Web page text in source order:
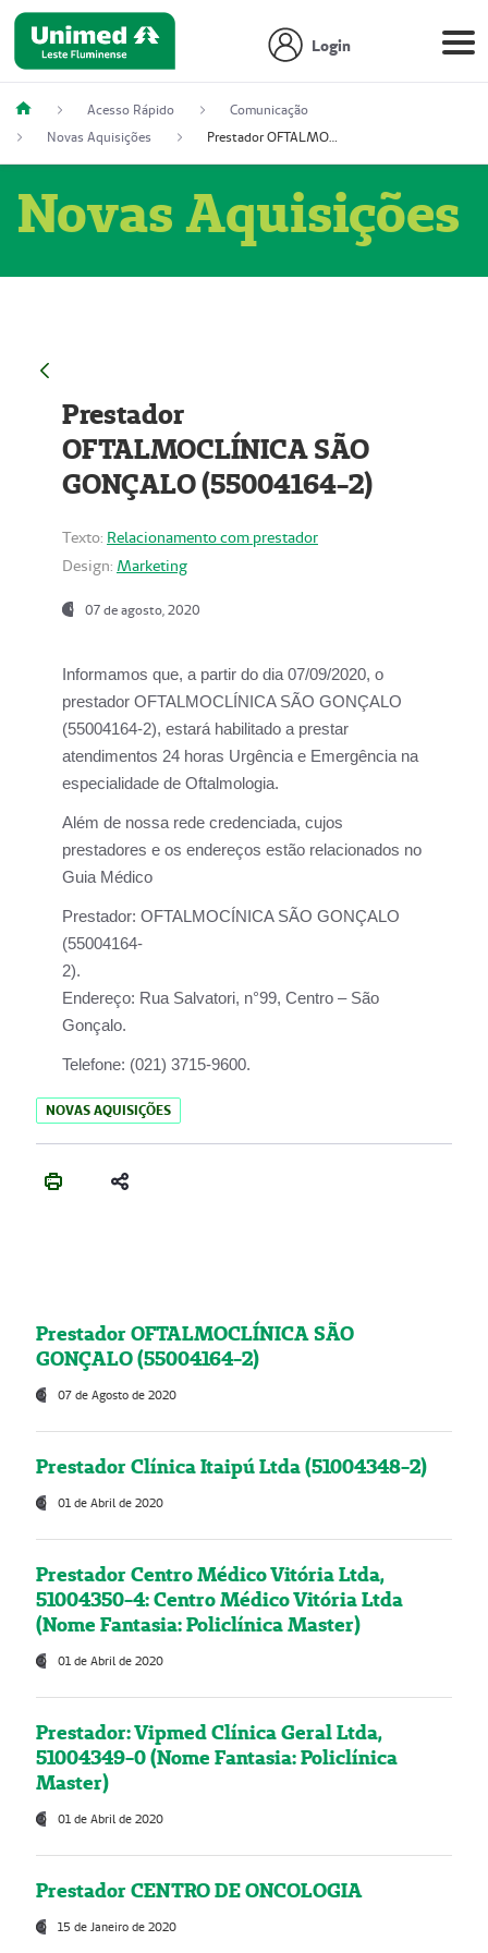
Login
Acesso Rápido
Comunicação
Novas Aquisições
Prestador OFTALMOCLÍNICA SÃO GONÇALO (55004164-2)
Novas Aquisições
Prestador
OFTALMOCLÍNICA SÃO
GONÇALO (55004164-2)
Texto: Relacionamento com prestador
Design: Marketing
07 de agosto, 2020
Informamos que, a partir do dia07/09/2020, o
prestador OFTALMOCLÍNICA SÃO GONÇALO
(55004164-2), estará habilitado a prestar
atendimentos 24 horas Urgência e Emergência na
especialidade de Oftalmologia.
Além de nossa rede credenciada, cujos
prestadores e os endereços estão relacionados no
Guia Médico
Prestador: OFTALMOCÍNICA SÃO GONÇALO
(55004164-
2).
Endereço: Rua Salvatori, n°99, Centro – São
Gonçalo.
Telefone: (021) 3715-9600.
NOVAS AQUISIÇÕES
Prestador OFTALMOCLÍNICA SÃO
GONÇALO (55004164-2)
07 de Agosto de 2020
Prestador Clínica Itaipú Ltda (51004348-2)
01 de Abril de 2020
Prestador Centro Médico Vitória Ltda,
51004350-4: Centro Médico Vitória Ltda
(Nome Fantasia: Policlínica Master)
01 de Abril de 2020
Prestador: Vipmed Clínica Geral Ltda,
51004349-0 (Nome Fantasia: Policlínica
Master)
01 de Abril de 2020
Prestador CENTRO DE ONCOLOGIA
15 de Janeiro de 2020